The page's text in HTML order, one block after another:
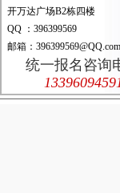
开万达广场B2栋四楼
QQ ：396399569
邮箱：396399569@QQ.com
统一报名咨询